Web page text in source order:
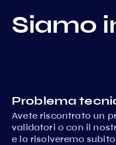
Siamo
Problema
Avete riscontrato un
validatori o con il
e lo risolveremo